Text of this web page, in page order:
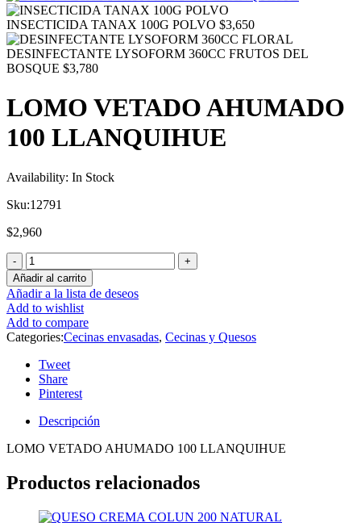
INSECTICIDA TANAX 100G POLVO $3,650
DESINFECTANTE LYSOFORM 360CC FRUTOS DEL
BOSQUE $3,780
LOMO VETADO AHUMADO
100 LLANQUIHUE
Availability: In Stock
Sku:12791
$2,960
Añadir al carrito
Añadir a la lista de deseos
Add to wishlist
Add to compare
Categories:Cecinas envasadas, Cecinas y Quesos
Tweet
Share
Pinterest
Descripción
LOMO VETADO AHUMADO 100 LLANQUIHUE
Productos relacionados